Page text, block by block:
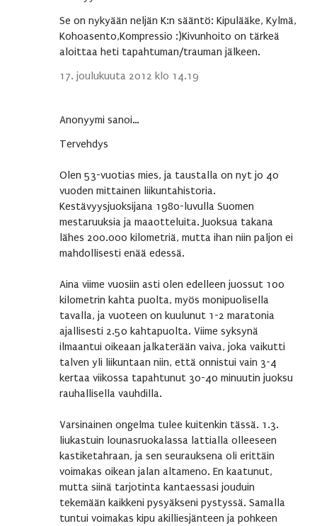
Se on nykyään neljän K:n sääntö: Kipulääke, Kylmä,
Kohoasento,Kompressio :)Kivunhoito on tärkeä
aloittaa heti tapahtuman/trauman jälkeen.
17. joulukuuta 2012 klo 14.19
Anonyymi sanoi…
Tervehdys
Olen 53-vuotias mies, ja taustalla on nyt jo 40
vuoden mittainen liikuntahistoria.
Kestävyysjuoksijana 1980-luvulla Suomen
mestaruuksia ja maaotteluita. Juoksua takana
lähes 200.000 kilometriä, mutta ihan niin paljon ei
mahdollisesti enää edessä.
Aina viime vuosiin asti olen edelleen juossut 100
kilometrin kahta puolta, myös monipuolisella
tavalla, ja vuoteen on kuulunut 1-2 maratonia
ajallisesti 2.50 kahtapuolta. Viime syksynä
ilmaantui oikeaan jalkaterään vaiva, joka vaikutti
talven yli liikuntaan niin, että onnistui vain 3-4
kertaa viikossa tapahtunut 30-40 minuutin juoksu
rauhallisella vauhdilla.
Varsinainen ongelma tulee kuitenkin tässä. 1.3.
liukastuin lounasruokalassa lattialla olleeseen
kastiketahraan, ja sen seurauksena oli erittäin
voimakas oikean jalan altameno. En kaatunut,
mutta siinä tarjotinta kantaessasi jouduin
tekemään kaikkeni pysyäkseni pystyssä. Samalla
tuntui voimakas kipu akilliesjänteen ja pohkeen